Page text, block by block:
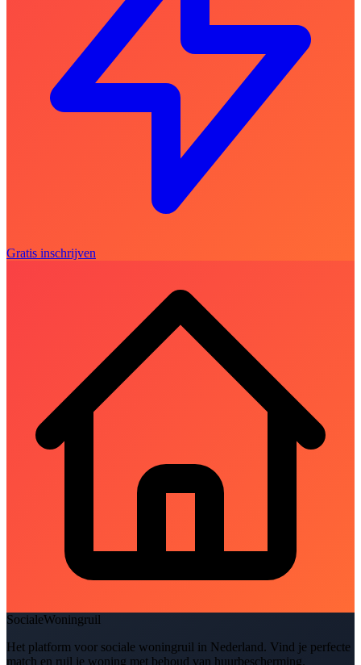
Gratis inschrijven
SocialeWoningruil
Het platform voor sociale woningruil in Nederland. Vind je perfecte
match en ruil je woning met behoud van huurbescherming.